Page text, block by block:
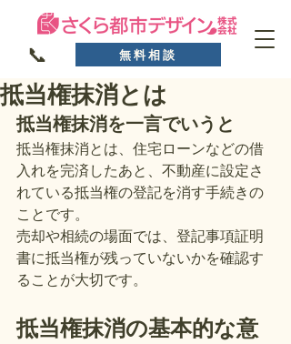
📞 無料相談
抵当権抹消とは
抵当権抹消を一言でいうと
抵当権抹消とは、住宅ローンなどの借
入れを完済したあと、不動産に設定さ
れている抵当権の登記を消す手続きの
ことです。
売却や相続の場面では、登記事項証明
書に抵当権が残っていないかを確認す
ることが大切です。
抵当権抹消の基本的な意